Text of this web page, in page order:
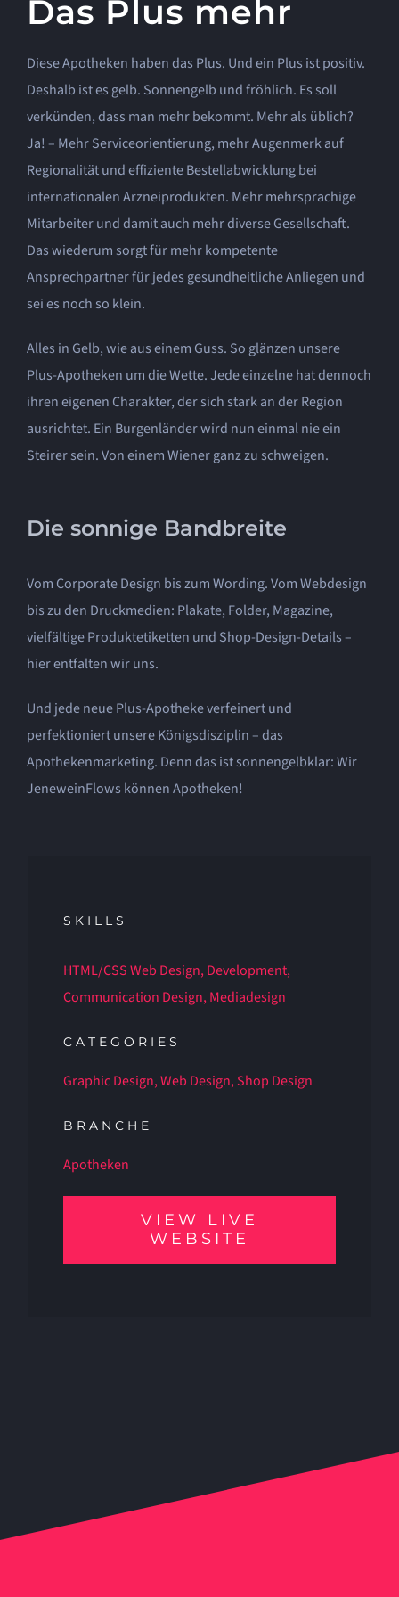
Das Plus mehr
Diese Apotheken haben das Plus. Und ein Plus ist positiv.
Deshalb ist es gelb. Sonnengelb und fröhlich. Es soll
verkünden, dass man mehr bekommt. Mehr als üblich?
Ja! – Mehr Serviceorientierung, mehr Augenmerk auf
Regionalität und effiziente Bestellabwicklung bei
internationalen Arzneiprodukten. Mehr mehrsprachige
Mitarbeiter und damit auch mehr diverse Gesellschaft.
Das wiederum sorgt für mehr kompetente
Ansprechpartner für jedes gesundheitliche Anliegen und
sei es noch so klein.
Alles in Gelb, wie aus einem Guss. So glänzen unsere
Plus-Apotheken um die Wette. Jede einzelne hat dennoch
ihren eigenen Charakter, der sich stark an der Region
ausrichtet. Ein Burgenländer wird nun einmal nie ein
Steirer sein. Von einem Wiener ganz zu schweigen.
Die sonnige Bandbreite
Vom Corporate Design bis zum Wording. Vom Webdesign
bis zu den Druckmedien: Plakate, Folder, Magazine,
vielfältige Produktetiketten und Shop-Design-Details –
hier entfalten wir uns.
Und jede neue Plus-Apotheke verfeinert und
perfektioniert unsere Königsdisziplin – das
Apothekenmarketing. Denn das ist sonnengelbklar: Wir
JeneweinFlows können Apotheken!
SKILLS
HTML/CSS Web Design, Development,
Communication Design, Mediadesign
CATEGORIES
Graphic Design, Web Design, Shop Design
BRANCHE
Apotheken
VIEW LIVE
WEBSITE